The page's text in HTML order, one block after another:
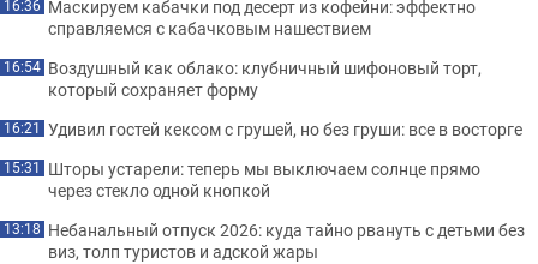
16:36 Маскируем кабачки под десерт из кофейни: эффектно
справляемся с кабачковым нашествием
16:54 Воздушный как облако: клубничный шифоновый торт,
который сохраняет форму
16:21 Удивил гостей кексом с грушей, но без груши: все в восторге
15:31 Шторы устарели: теперь мы выключаем солнце прямо
через стекло одной кнопкой
13:18 Небанальный отпуск 2026: куда тайно рвануть с детьми без
виз, толп туристов и адской жары